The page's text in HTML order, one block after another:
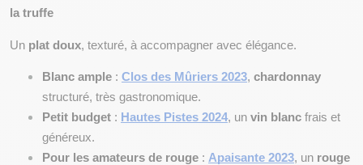
la truffe
Un plat doux, texturé, à accompagner avec élégance.
Blanc ample : Clos des Mûriers 2023, chardonnay
structuré, très gastronomique.
Petit budget : Hautes Pistes 2024, un vin blanc frais et
généreux.
Pour les amateurs de rouge : Apaisante 2023, un rouge